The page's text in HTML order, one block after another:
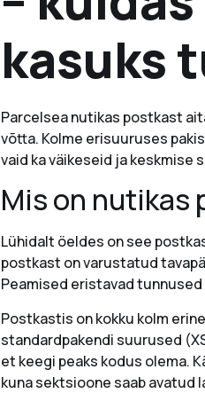
kasuks
Parcelsea nutikas postkast
võtta. Kolme erisuuruses
vaid ka väikeseid ja keskmise
Mis on nutikas
Lühidalt öeldes on see
postkast on varustatud
Peamised eristavad
Postkastis on kokku kolm
standardpakendi suurused
et keegi peaks kodus olema.
kuna sektsioone saab avatud